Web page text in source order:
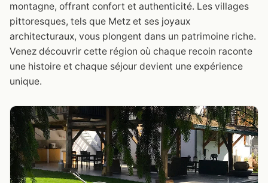
montagne, offrant confort et authenticité. Les villages
pittoresques, tels que Metz et ses joyaux
architecturaux, vous plongent dans un patrimoine riche.
Venez découvrir cette région où chaque recoin raconte
une histoire et chaque séjour devient une expérience
unique.